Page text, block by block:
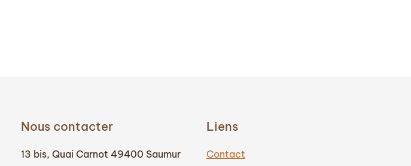
Nous contacter
13 bis, Quai Carnot 49400 Saumur
Liens
Contact